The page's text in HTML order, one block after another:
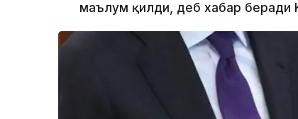
маълум қилди, деб хабар беради